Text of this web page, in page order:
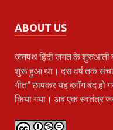
ABOUT US
जनपथहिंदी जगत के शुरुआती
शुरू हुआ था। दस वर्ष तक
गीत” छापकर यह ब्लॉग बंद हो
किया गया। अब एक स्वतंत्र